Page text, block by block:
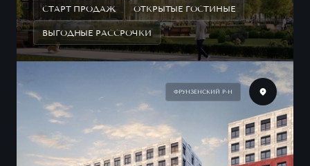
СТАРТ ПРОДАЖ ОТКРЫТЫЕ ГОСТИНЫЕ
ВЫГОДНЫЕ РАССРОЧКИ
ФРУНЗЕНСКИЙ Р-Н